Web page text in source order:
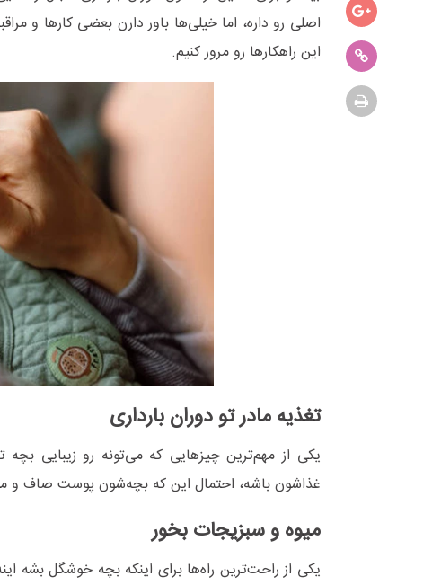
اصلی رو داره، اما خیلی‌ها باور دارن بعضی کارها و
این راهکارها رو مرور کنیم.
تغذیه مادر تو دوران بارداری
یکی از مهم‌ترین چیزهایی که می‌تونه رو زیبایی بچه
غذاشون باشه، احتمال این که بچه‌شون پوست صاف و
میوه و سبزیجات بخور
یکی از راحت‌ترین راه‌ها برای اینکه بچه خوشگل بشه